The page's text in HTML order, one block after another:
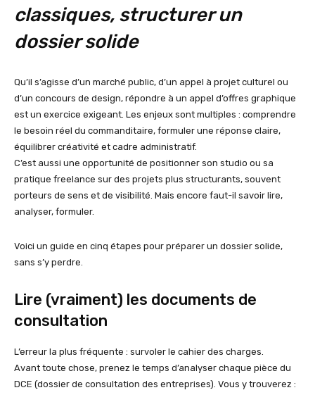
classiques, structurer un
dossier solide
Qu’il s’agisse d’un marché public, d’un appel à projet culturel ou
d’un concours de design, répondre à un appel d’offres graphique
est un exercice exigeant. Les enjeux sont multiples : comprendre
le besoin réel du commanditaire, formuler une réponse claire,
équilibrer créativité et cadre administratif.
C’est aussi une opportunité de positionner son studio ou sa
pratique freelance sur des projets plus structurants, souvent
porteurs de sens et de visibilité. Mais encore faut-il savoir lire,
analyser, formuler.
Voici un guide en cinq étapes pour préparer un dossier solide,
sans s’y perdre.
Lire (vraiment) les documents de
consultation
L’erreur la plus fréquente : survoler le cahier des charges.
Avant toute chose, prenez le temps d’analyser chaque pièce du
DCE (dossier de consultation des entreprises). Vous y trouverez :